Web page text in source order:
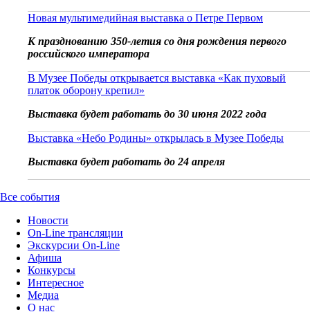
Новая мультимедийная выставка о Петре Первом
К празднованию 350-летия со дня рождения первого
российского императора
В Музее Победы открывается выставка «Как пуховый
платок оборону крепил»
Выставка будет работать до 30 июня 2022 года
Выставка «Небо Родины» открылась в Музее Победы
Выставка будет работать до 24 апреля
Все события
Новости
On-Line трансляции
Экскурсии On-Line
Афиша
Конкурсы
Интересное
Медиа
О нас